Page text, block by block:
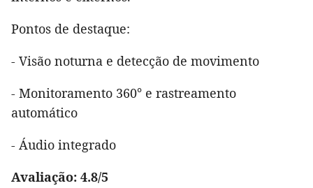
Pontos de destaque:
- Visão noturna e detecção de movimento
- Monitoramento 360° e rastreamento
automático
- Áudio integrado
Avaliação: 4.8/5